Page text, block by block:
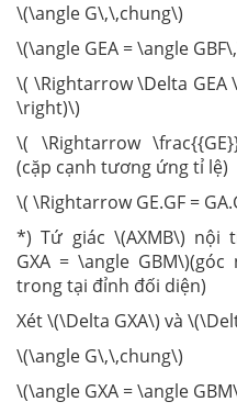
\(\angle G\,\,chung\)
\(\angle GEA = \angle
\( \Rightarrow \Delta GEA
\right)\)
\( \Rightarrow
(cặp cạnh tương ứng tỉ lệ)
\( \Rightarrow GE.GF =
*) Tứ giác \(AXMB\) nội
GXA = \angle
trong tại đỉnh đối diện)
Xét \(\Delta GXA\) và
\(\angle G\,\,chung\)
\(\angle GXA = \angle